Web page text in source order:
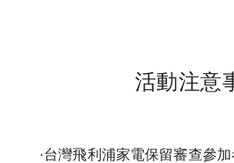
活動注意
·台灣飛利浦家電保留審查參